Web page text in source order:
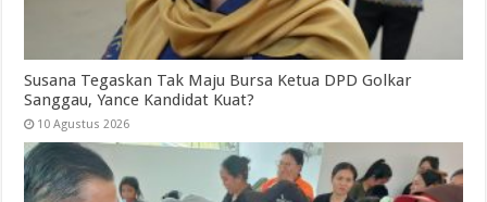
Susana Tegaskan Tak Maju Bursa Ketua DPD Golkar
Sanggau, Yance Kandidat Kuat?
10 Agustus 2026